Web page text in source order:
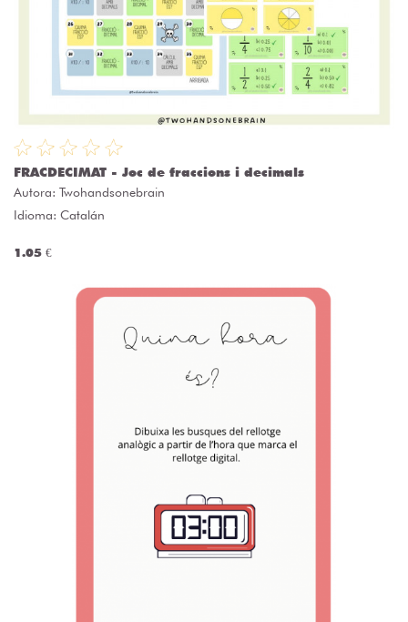
FRACDECIMAT - Joc de fraccions i decimals
Autora: Twohandsonebrain
Idioma: Catalán
1.05 €